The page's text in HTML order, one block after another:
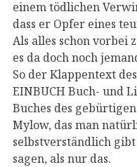
einem tödlichen
dass er Opfer eines
Als alles schon vorbei
es da doch noch
So der Klappentext
EINBUCH Buch- und
Buches des
Mylow, das man
selbstverständlich
sagen, als nur das.